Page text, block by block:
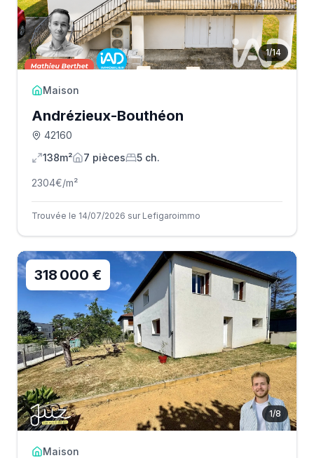
1/14
Maison
Andrézieux-Bouthéon
42160
138m²
7 pièces 5 ch.
2304€/m²
Trouvée le 14/07/2026 sur Lefigaroimmo
1/8
318 000 €
Maison